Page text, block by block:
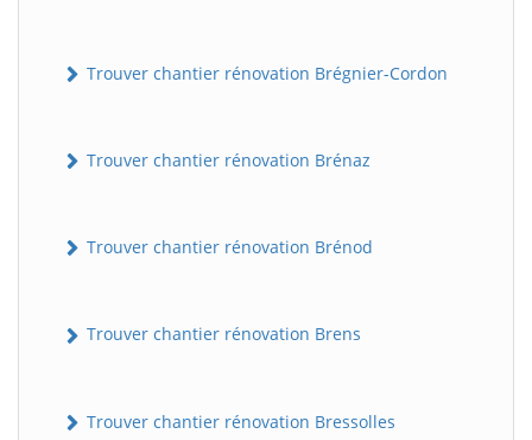
Trouver chantier rénovation Brégnier-Cordon
Trouver chantier rénovation Brénaz
Trouver chantier rénovation Brénod
Trouver chantier rénovation Brens
Trouver chantier rénovation Bressolles